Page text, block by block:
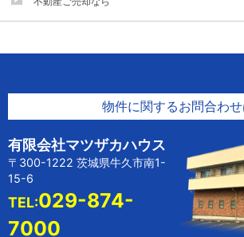
物件に関するお問合わ
有限会社マツザカハウス
〒300-1222 茨城県牛久市南1-
15-6
TEL:029-874-
7000